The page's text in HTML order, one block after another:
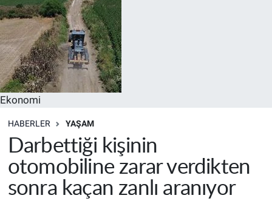
Ekonomi
HABERLER YAŞAM
Darbettiği kişinin
otomobiline zarar verdikten
sonra kaçan zanlı aranıyor